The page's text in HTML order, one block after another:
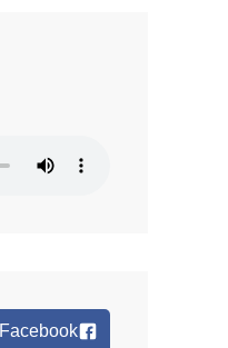
Facebook